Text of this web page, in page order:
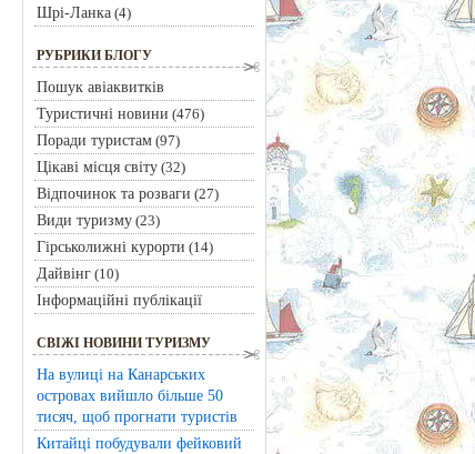
Шрі-Ланка(4)
РУБРИКИ БЛОГУ
Пошук авіаквитків
Туристичні новини (476)
Поради туристам(97)
Цікаві місця світу(32)
Відпочинок та розваги (27)
Види туризму(23)
Гірськолижні курорти (14)
Дайвінг(10)
Інформаційні публікації
СВІЖІ НОВИНИ ТУРИЗМУ
На вулиці на Канарських
островах вийшло більше 50
тисяч, щоб прогнати туристів
Китайці побудували фейковий